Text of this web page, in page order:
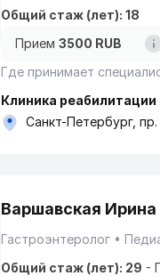
Общий стаж (лет): 18
Прием 3500 RUB
Где принимает
Клиника
Санкт-Петербург,
Варшавская Ирина
Гастроэнтеролог
Общий стаж (лет): 29 -